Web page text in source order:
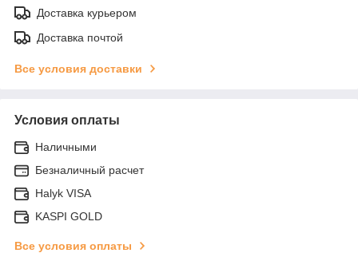
Доставка курьером
Доставка почтой
Все условия доставки
Условия оплаты
Наличными
Безналичный расчет
Halyk VISA
KASPI GOLD
Все условия оплаты